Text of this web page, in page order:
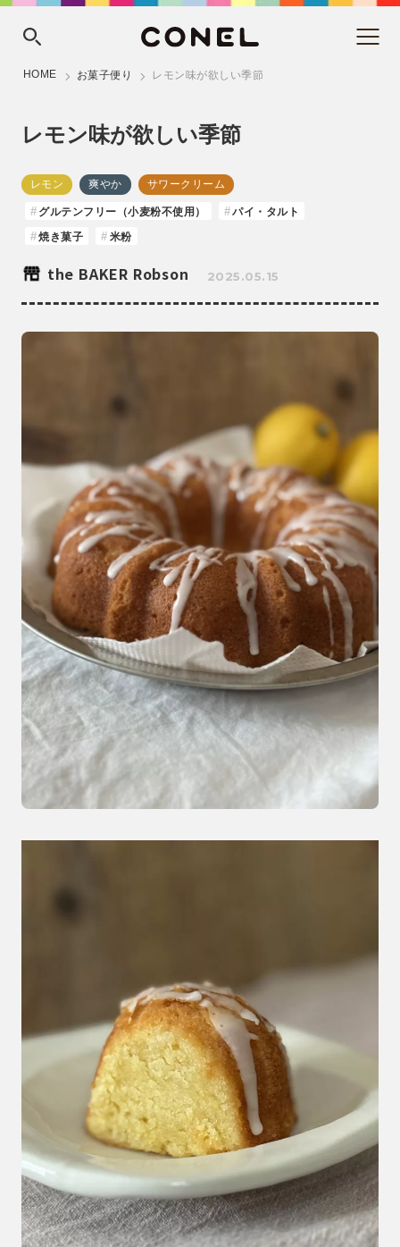
HOME お菓子便り レモン味が欲しい季節
レモン味が欲しい季節
レモン 爽やか サワークリーム
グルテンフリー（小麦粉不使用）
パイ・タルト
焼き菓子
米粉
the BAKER Robson 2025.05.15